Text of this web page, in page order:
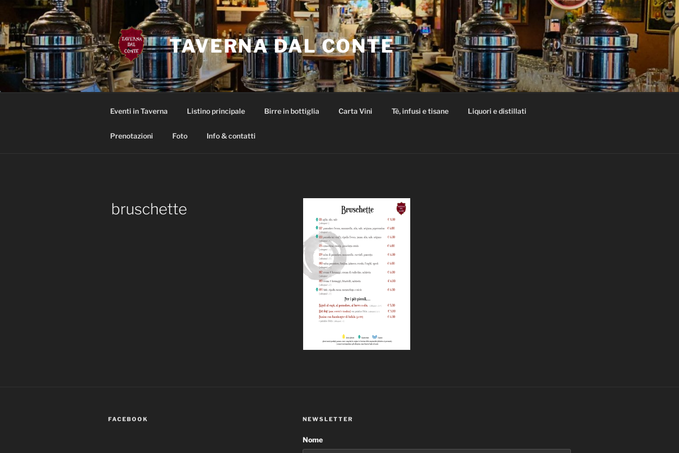
contenuto
TAVERNA DAL CONTE
Eventi in Taverna Listino principale Birre in bottiglia Carta Vini Tè, infusi e tisane Liquori e distillati
Prenotazioni Foto Info & contatti
bruschette
FACEBOOK NEWSLETTER
Nome